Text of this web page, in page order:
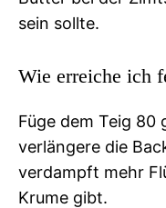
sein sollte.
Wie erreiche ich
Füge dem Teig 80
verlängere die
verdampft mehr
Krume gibt.